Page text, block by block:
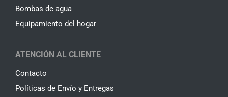
Bombas de agua
Equipamiento del hogar
ATENCIÓN AL CLIENTE
Contacto
Políticas de Envío y Entregas